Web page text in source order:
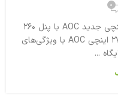
۰
عنوان: بررسی تخصصی مانیتور ۲۷ اینچی جدید AOC با پنل ۲۶۰
هرتزی و قیمت رقابتی مانیتور جدید ۲۷ اینچی AOC با ویژگی‌های
...